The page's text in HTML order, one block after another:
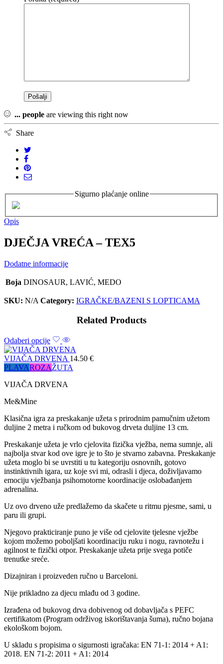
... people are viewing this right now
Share
Sigurno plaćanje online
Opis
DJEČJA VREĆA – TEX5
Dodatne informacije
Boja DINOSAUR, LAVIĆ, MEDO
SKU: N/A Category: IGRAČKE/BAZENI S LOPTICAMA
Related Products
Odaberi opcije
VIJAČA DRVENA 14.50 €
PLAVAROZAŽUTA
VIJAČA DRVENA
Me&Mine
Klasična igra za preskakanje užeta s prirodnim pamučnim užetom
duljine 2 metra i ručkom od bukovog drveta duljine 13 cm.
Preskakanje užeta je vrlo cjelovita fizička vježba, nema sumnje, ali
najbolja stvar kod ove igre je to što je stvarno zabavna. Preskakanje
užeta moglo bi se uvrstiti u tu kategoriju osnovnih, gotovo
instinktivnih igara, uz koje svi mi, odrasli i djeca, doživljavamo
emociju vježbanja psihomotorne koordinacije oslobađanjem
adrenalina.
Uz ovo drveno uže predlažemo da skačete u ritmu pjesme, sami, u
paru ili grupi.
Njegovo prakticiranje puno je više od cjelovite tjelesne vježbe
kojom možemo poboljšati koordinaciju ruku i nogu, ravnotežu i
agilnost te fizički otpor. Preskakanje užeta prije svega potiče
trenutke sreće.
Dizajniran i proizveden ručno u Barceloni.
Nije prikladno za djecu mlađu od 3 godine.
Izrađena od bukovog drva dobivenog od dobavljača s PEFC
certifikatom (Program održivog iskorištavanja šuma), ručno bojana
ekološkom bojom.
U skladu s propisima o sigurnosti igračaka: EN 71-1: 2014 + A1:
2018. EN 71-2: 2011 + A1: 2014